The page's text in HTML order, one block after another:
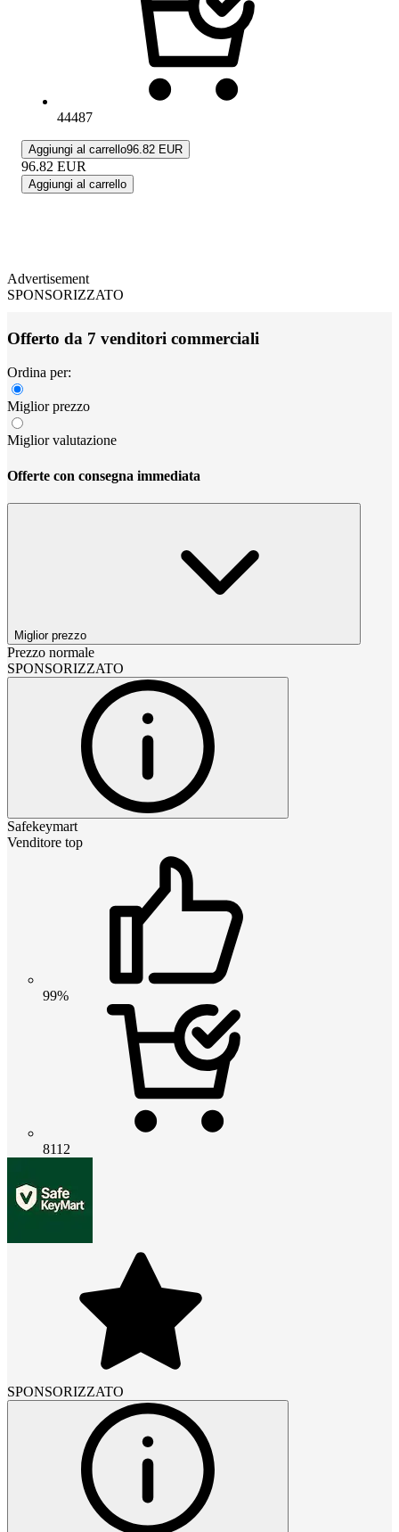
44487
Aggiungi al carrello96.82 EUR
96.82 EUR
Aggiungi al carrello
Advertisement
SPONSORIZZATO
Offerto da 7 venditori commerciali
Ordina per:
Miglior prezzo
Miglior valutazione
Offerte con consegna immediata
Miglior prezzo
Prezzo normale
SPONSORIZZATO
Safekeymart
Venditore top
99%
8112
SPONSORIZZATO